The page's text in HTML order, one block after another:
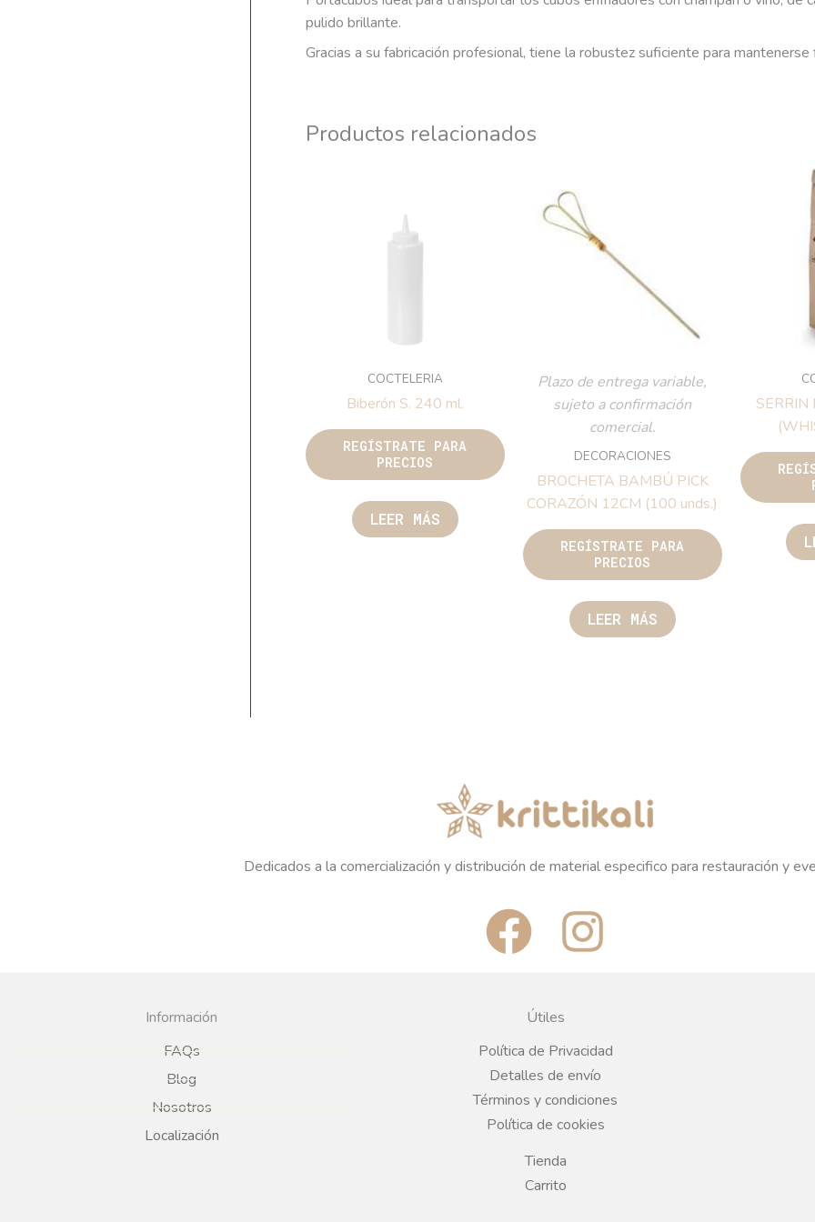
pulido brillante.
Gracias a su fabricación profesional, tiene la robustez suficiente para
Productos relacionados
COCTELERIA
Biberón S. 240 ml.
REGÍSTRATE PARA
PRECIOS
LEER MÁS
Plazo de entrega variable,
sujeto a confirmación
comercial.
DECORACIONES
BROCHETA BAMBÚ PICK
CORAZÓN 12CM (100 unds.)
REGÍSTRATE PARA
PRECIOS
LEER MÁS
Dedicados a la comercialización y distribución de material especifico para restauración y
F
a
c
e
b
o
o
I
n
t
a
Información
FAQs
Blog
Nosotros
Localización
Útiles
Política de Privacidad
Detalles de envío
Términos y condiciones
Política de cookies
Tienda
Carrito